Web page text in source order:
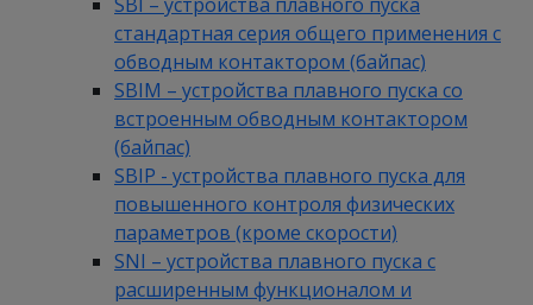
стандартная серия общего применения с
обводным контактором (байпас)
SBIM – устройства плавного пуска со
встроенным обводным контактором
(байпас)
SBIP - устройства плавного пуска для
повышенного контроля физических
параметров (кроме скорости)
SNI – устройства плавного пуска с
расширенным функционалом и